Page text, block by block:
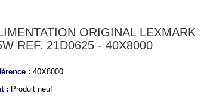
ORIGINAL LEXMARK
REF. 21D0625 - 40X8000
: 40X8000
: Produit neuf